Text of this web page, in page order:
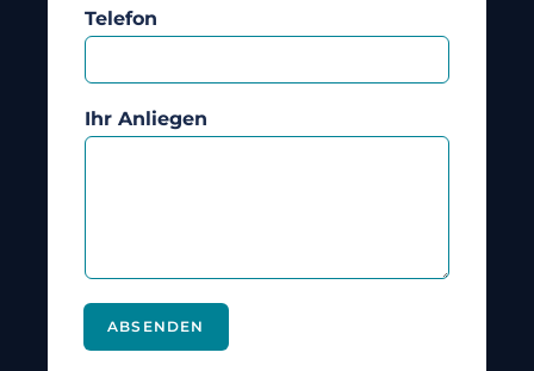
Telefon
Ihr Anliegen
ABSENDEN